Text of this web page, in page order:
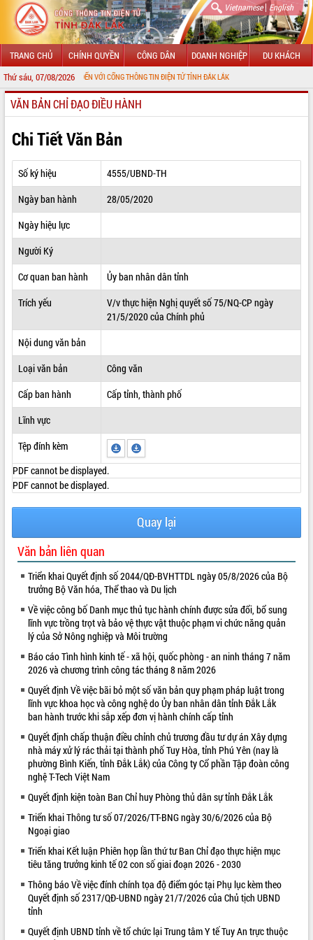
Vietnamese| English
TRANG CHỦ CHÍNH QUYỀN CÔNG DÂN DOANH NGHIỆP DU KHÁCH
Thứ sáu, 07/08/2026
MỪNG ĐẾN VỚI CỔNG THÔNG TIN ĐIỆN TỬ TỈNH ĐẮK LẮK
GIỚI THIỆU
LÃNH ĐẠO UBND TỈNH
TIN TỨC SỰ KIỆN
SỞ, BAN, NGÀNH
THÔNG TIN CHỈ ĐẠO ĐIỀU HÀNH
HỆ THỐNG VĂN BẢN
VĂN BẢN HĐND TỈNH
ĐIỂM TIN VĂN BẢN
VIDEO
Khám bệnh, cấp phát thuốc miễn phí
và tặng quà người dân xã Cư Pui
Hội nghị UBND tỉnh Đắk Lắk thường kỳ
tháng 7/2026
Lễ truy tặng danh hiệu “Bà Mẹ Việt
Nam Anh hùng” và trao Huân chương
UBND tỉnh Đắk Lắk triển khai nhiệm
vụ 6 tháng cuối năm 2026
Kỳ họp thứ Hai, Hội đồng nhân dân
ALBUM ẢNH
VĂN BẢN CHỈ ĐẠO ĐIỀU HÀNH
Chi Tiết Văn Bản
Số ký hiệu
4555/UBND-TH
Ngày ban hành
28/05/2020
Ngày hiệu lực
Người Ký
Cơ quan ban hành
Ủy ban nhân dân tỉnh
Trích yếu
V/v thực hiện Nghị quyết số 75/NQ-CP ngày
21/5/2020 của Chính phủ
Nội dung văn bản
Loại văn bản
Công văn
Cấp ban hành
Cấp tỉnh, thành phố
Lĩnh vực
Tệp đính kèm
PDF cannot be displayed.
PDF cannot be displayed.
Quay lại
Văn bản liên quan
Triển khai Quyết định số 2044/QĐ-BVHTTDL ngày 05/8/2026 của Bộ
trưởng Bộ Văn hóa, Thể thao và Du lịch
Về việc công bố Danh mục thủ tục hành chính được sửa đổi, bổ sung
lĩnh vực trồng trọt và bảo vệ thực vật thuộc phạm vi chức năng quản
lý của Sở Nông nghiệp và Môi trường
Báo cáo Tình hình kinh tế - xã hội, quốc phòng - an ninh tháng 7 năm
2026 và chương trình công tác tháng 8 năm 2026
Quyết định Về việc bãi bỏ một số văn bản quy phạm pháp luật trong
lĩnh vực khoa học và công nghệ do Ủy ban nhân dân tỉnh Đắk Lắk
ban hành trước khi sắp xếp đơn vị hành chính cấp tỉnh
Quyết định chấp thuận điều chỉnh chủ trương đầu tư dự án Xây dựng
nhà máy xử lý rác thải tại thành phố Tuy Hòa, tỉnh Phú Yên (nay là
phường Bình Kiến, tỉnh Đắk Lắk) của Công ty Cổ phần Tập đoàn công
nghệ T-Tech Việt Nam
Quyết định kiện toàn Ban Chỉ huy Phòng thủ dân sự tỉnh Đắk Lắk
Triển khai Thông tư số 07/2026/TT-BNG ngày 30/6/2026 của Bộ
Ngoại giao
Triển khai Kết luận Phiên họp lần thứ tư Ban Chỉ đạo thực hiện mục
tiêu tăng trưởng kinh tế 02 con số giai đoạn 2026 - 2030
Thông báo Về việc đính chính tọa độ điểm góc tại Phụ lục kèm theo
Quyết định số 2317/QĐ-UBND ngày 21/7/2026 của Chủ tịch UBND
tỉnh
Quyết định UBND tỉnh về tổ chức lại Trung tâm Y tế Tuy An trực thuộc